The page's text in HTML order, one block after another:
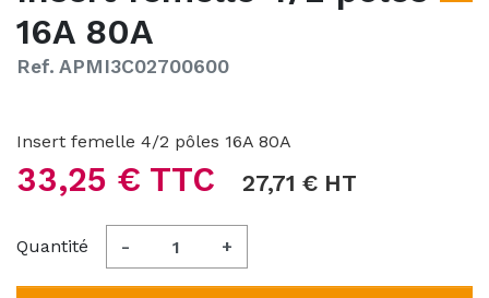
16A 80A
Ref. APMI3C02700600
Insert femelle 4/2 pôles 16A 80A
33,25 € TTC 27,71 € HT
Quantité - +